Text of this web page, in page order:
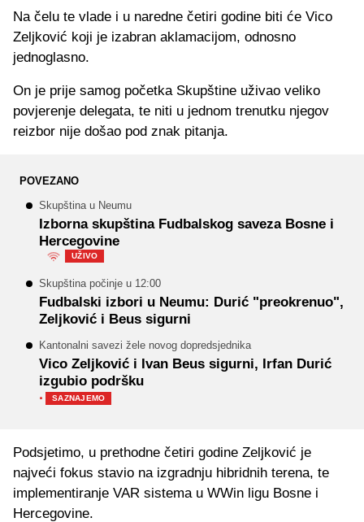
Na čelu te vlade i u naredne četiri godine biti će Vico
Zeljković koji je izabran aklamacijom, odnosno
jednoglasno.
On je prije samog početka Skupštine uživao veliko
povjerenje delegata, te niti u jednom trenutku njegov
reizbor nije došao pod znak pitanja.
POVEZANO
Skupština u Neumu
Izborna skupština Fudbalskog saveza Bosne i
Hercegovine
UŽIVO
Skupština počinje u 12:00
Fudbalski izbori u Neumu: Durić "preokrenuo",
Zeljković i Beus sigurni
Kantonalni savezi žele novog dopredsjednika
Vico Zeljković i Ivan Beus sigurni, Irfan Durić
izgubio podršku
· SAZNAJEMO
Podsjetimo, u prethodne četiri godine Zeljković je
najveći fokus stavio na izgradnju hibridnih terena, te
implementiranje VAR sistema u WWin ligu Bosne i
Hercegovine.